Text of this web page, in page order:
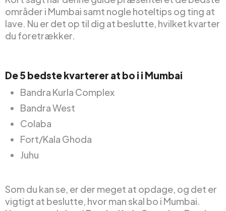
områder i Mumbai samt nogle hoteltips og ting at
lave. Nu er det op til dig at beslutte, hvilket kvarter
du foretrækker.
De 5 bedste kvarterer at bo i i Mumbai
Bandra Kurla Complex
Bandra West
Colaba
Fort/Kala Ghoda
Juhu
Som du kan se, er der meget at opdage, og det er
vigtigt at beslutte, hvor man skal bo i Mumbai.